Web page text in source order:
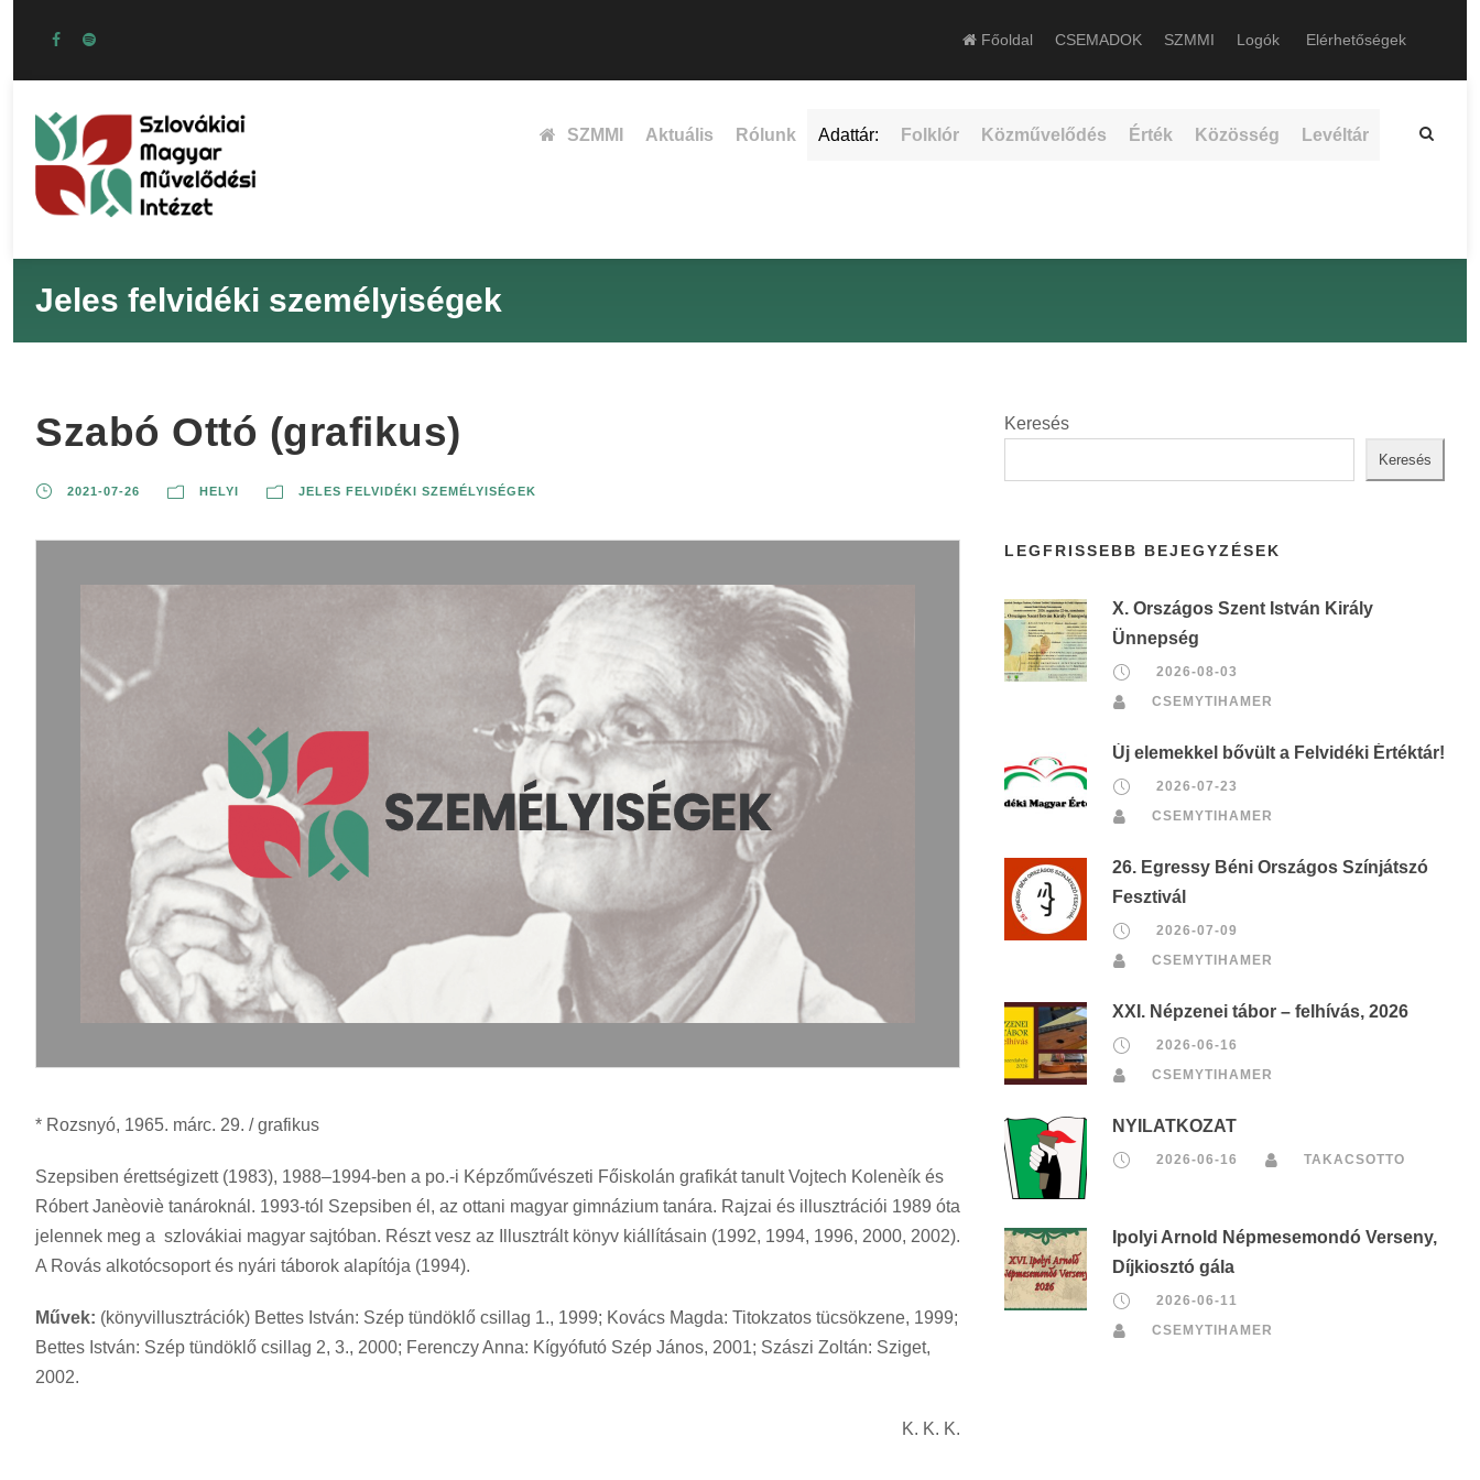
Főoldal CSEMADOK SZMMI Logók Elérhetőségek
SZMMI Aktuális Rólunk Adattár: Folklór Közművelődés Érték Közösség Levéltár
Jeles felvidéki személyiségek
Szabó Ottó (grafikus)
2021-07-26 HELYI JELES FELVIDÉKI SZEMÉLYISÉGEK
* Rozsnyó, 1965. márc. 29. / grafikus
Szepsiben érettségizett (1983), 1988–1994-ben a po.-i Képzőművészeti Főiskolán grafikát tanult Vojtech Kolenèík és
Róbert Janèoviè tanároknál. 1993-tól Szepsiben él, az ottani magyar gimnázium tanára. Rajzai és illusztrációi 1989 óta
jelennek meg a szlovákiai magyar sajtóban. Részt vesz az Illusztrált könyv kiállításain (1992, 1994, 1996, 2000, 2002).
A Rovás alkotócsoport és nyári táborok alapítója (1994).
Művek: (könyvillusztrációk) Bettes István: Szép tündöklő csillag 1., 1999; Kovács Magda: Titokzatos tücsökzene, 1999;
Bettes István: Szép tündöklő csillag 2, 3., 2000; Ferenczy Anna: Kígyófutó Szép János, 2001; Szászi Zoltán: Sziget,
2002.
K. K. K.
Keresés
Keresés
LEGFRISSEBB BEJEGYZÉSEK
X. Országos Szent István Király
Ünnepség
2026-08-03
CSEMYTIHAMER
Új elemekkel bővült a Felvidéki Értéktár!
2026-07-23
CSEMYTIHAMER
26. Egressy Béni Országos Színjátszó
Fesztivál
2026-07-09
CSEMYTIHAMER
XXI. Népzenei tábor – felhívás, 2026
2026-06-16
CSEMYTIHAMER
NYILATKOZAT
2026-06-16 TAKACSOTTO
Ipolyi Arnold Népmesemondó Verseny,
Díjkiosztó gála
2026-06-11
CSEMYTIHAMER